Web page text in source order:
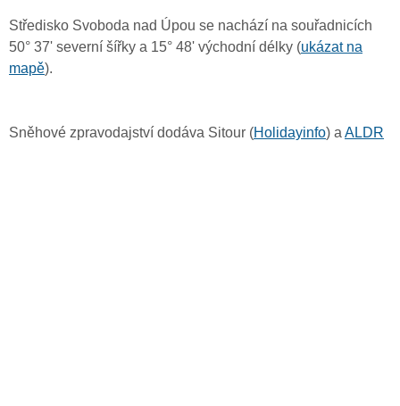
Středisko Svoboda nad Úpou se nachází na souřadnicích
50° 37' severní šířky a 15° 48' východní délky (ukázat na
mapě).
Sněhové zpravodajství dodáva Sitour (Holidayinfo) a ALDR